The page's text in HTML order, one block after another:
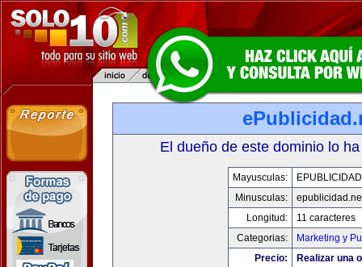
El dueño de este dominio lo
Mayusculas:
Minusculas:
Longitud:
11 caracteres
Categorias:
Marketing y
Precio:
Realizar una